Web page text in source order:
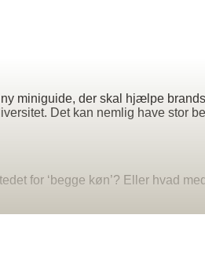
miniguide, der skal hjælpe
Det kan nemlig have stor
for ‘begge køn’? Eller hvad